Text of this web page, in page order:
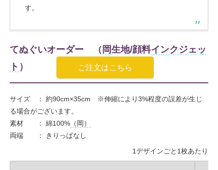
す。
てぬぐいオーダー （ 岡生地/顔料インクジェッ
ト ） ご注文はこちら
サイズ ： 約90cm×35cm ※伸縮により3%程度の誤差が生じ
る場合がございます。
素材 ： 綿100% （岡）
両端 ： きりっぱなし
1デザインごと1枚あたり